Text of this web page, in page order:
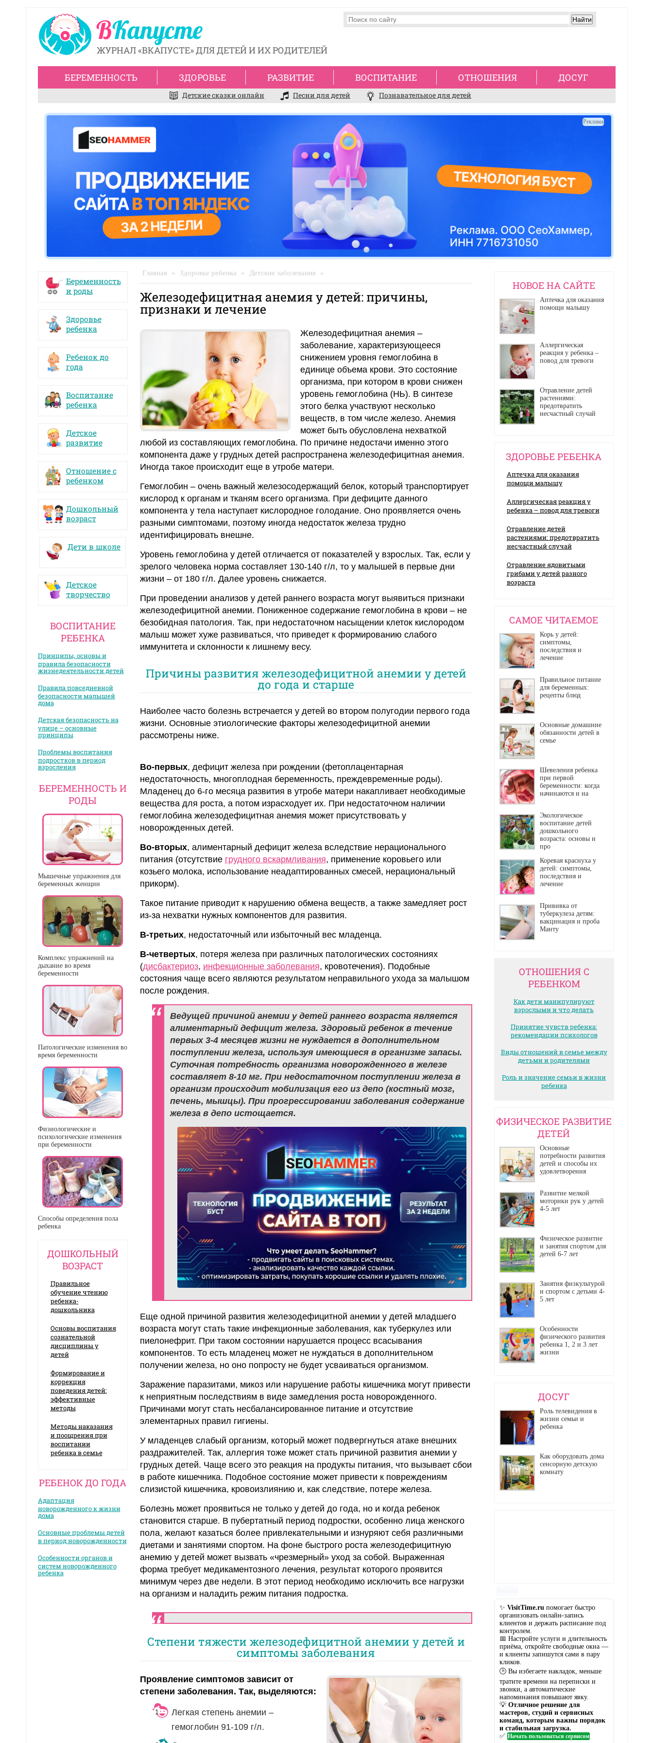
ЖУРНАЛ «ВКАПУСТЕ» ДЛЯ ДЕТЕЙ И ИХ РОДИТЕЛЕЙ
Реклама
Беременность
и роды
Здоровье
ребенка
Ребенок до
года
Воспитание
ребенка
Детское
развитие
Отношение с
ребенком
Дошкольный
возраст
Дети в школе
Детское
творчество
ВОСПИТАНИЕ
РЕБЕНКА
Принципы, основы и
правила безопасности
жизнедеятельности детей
Правила повседневной
безопасности малышей
дома
Детская безопасность на
улице – основные
принципы
Проблемы воспитания
подростков в период
взросления
БЕРЕМЕННОСТЬ И
РОДЫ
Мышечные упражнения для
беременных женщин
Комплекс упражнений на
дыхание во время
беременности
Патологические изменения во
время беременности
Физиологические и
психологические изменения
при беременности
Способы определения пола
ребенка
ДОШКОЛЬНЫЙ
ВОЗРАСТ
Правильное
обучение чтению
ребенка-
дошкольника
Основы воспитания
сознательной
дисциплины у
детей
Формирование и
коррекция
поведения детей:
эффективные
методы
Методы наказания
и поощрения при
воспитании
ребенка в семье
РЕБЕНОК ДО ГОДА
Адаптация
новорожденного к жизни
дома
Основные проблемы детей
в период новорожденности
Особенности органов и
систем новорожденного
ребенка
Главная » Здоровье ребенка » Детские заболевания »
Железодефицитная анемия у детей: причины,
признаки и лечение
Железодефицитная анемия –
заболевание, характеризующееся
снижением уровня гемоглобина в
единице объема крови. Это состояние
организма, при котором в крови снижен
уровень гемоглобина (НЬ). В синтезе
этого белка участвуют несколько
веществ, в том числе железо. Анемия
может быть обусловлена нехваткой
любой из составляющих гемоглобина. По причине недостачи именно этого
компонента даже у грудных детей распространена железодефицитная анемия.
Иногда такое происходит еще в утробе матери.
Гемоглобин – очень важный железосодержащий белок, который транспортирует
кислород к органам и тканям всего организма. При дефиците данного
компонента у тела наступает кислородное голодание. Оно проявляется очень
разными симптомами, поэтому иногда недостаток железа трудно
идентифицировать внешне.
Уровень гемоглобина у детей отличается от показателей у взрослых. Так, если у
зрелого человека норма составляет 130-140 г/л, то у малышей в первые дни
жизни – от 180 г/л. Далее уровень снижается.
При проведении анализов у детей раннего возраста могут выявиться признаки
железодефицитной анемии. Пониженное содержание гемоглобина в крови – не
безобидная патология. Так, при недостаточном насыщении клеток кислородом
малыш может хуже развиваться, что приведет к формированию слабого
иммунитета и склонности к лишнему весу.
Причины развития железодефицитной анемии у детей
до года и старше
Наиболее часто болезнь встречается у детей во втором полугодии первого года
жизни. Основные этиологические факторы железодефицитной анемии
рассмотрены ниже.
Во-первых, дефицит железа при рождении (фетоплацентарная
недостаточность, многоплодная беременность, преждевременные роды).
Младенец до 6-го месяца развития в утробе матери накапливает необходимые
вещества для роста, а потом израсходует их. При недостаточном наличии
гемоглобина железодефицитная анемия может присутствовать у
новорожденных детей.
Во-вторых, алиментарный дефицит железа вследствие нерационального
питания (отсутствие грудного вскармливания, применение коровьего или
козьего молока, использование неадаптированных смесей, нерациональный
прикорм).
Такое питание приводит к нарушению обмена веществ, а также замедляет рост
из-за нехватки нужных компонентов для развития.
В-третьих, недостаточный или избыточный вес младенца.
В-четвертых, потеря железа при различных патологических состояниях
(дисбактериоз, инфекционные заболевания, кровотечения). Подобные
состояния чаще всего являются результатом неправильного ухода за малышом
после рождения.
Ведущей причиной анемии у детей раннего возраста является
алиментарный дефицит железа. Здоровый ребенок в течение
первых 3-4 месяцев жизни не нуждается в дополнительном
поступлении железа, используя имеющиеся в организме запасы.
Суточная потребность организма новорожденного в железе
составляет 8-10 мг. При недостаточном поступлении железа в
организм происходит мобилизация его из депо (костный мозг,
печень, мышцы). При прогрессировании заболевания содержание
железа в депо истощается.
Реклама
Еще одной причиной развития железодефицитной анемии у детей младшего
возраста могут стать такие инфекционные заболевания, как туберкулез или
пиелонефрит. При таком состоянии нарушается процесс всасывания
компонентов. То есть младенец может не нуждаться в дополнительном
получении железа, но оно попросту не будет усваиваться организмом.
Заражение паразитами, микоз или нарушение работы кишечника могут привести
к неприятным последствиям в виде замедления роста новорожденного.
Причинами могут стать несбалансированное питание и отсутствие
элементарных правил гигиены.
У младенцев слабый организм, который может подвергнуться атаке внешних
раздражителей. Так, аллергия тоже может стать причиной развития анемии у
грудных детей. Чаще всего это реакция на продукты питания, что вызывает сбои
в работе кишечника. Подобное состояние может привести к повреждениям
слизистой кишечника, кровоизлиянию и, как следствие, потере железа.
Болезнь может проявиться не только у детей до года, но и когда ребенок
становится старше. В пубертатный период подростки, особенно лица женского
пола, желают казаться более привлекательными и изнуряют себя различными
диетами и занятиями спортом. На фоне быстрого роста железодефицитную
анемию у детей может вызвать «чрезмерный» уход за собой. Выраженная
форма требует медикаментозного лечения, результат которого проявится
минимум через две недели. В этот период необходимо исключить все нагрузки
на организм и наладить режим питания подростка.
Степени тяжести железодефицитной анемии у детей и
симптомы заболевания
Проявление симптомов зависит от
степени заболевания. Так, выделяются:
Легкая степень анемии –
гемоглобин 91-109 г/л.
НОВОЕ НА САЙТЕ
Аптечка для оказания
помощи малышу
Аллергическая
реакция у ребенка –
повод для тревоги
Отравление детей
растениями:
предотвратить
несчастный случай
ЗДОРОВЬЕ РЕБЕНКА
Аптечка для оказания
помощи малышу
Аллергическая реакция у
ребенка – повод для тревоги
Отравление детей
растениями: предотвратить
несчастный случай
Отравление ядовитыми
грибами у детей разного
возраста
CАМОЕ ЧИТАЕМОЕ
Корь у детей:
симптомы,
последствия и
лечение
Правильное питание
для беременных:
рецепты блюд
Основные домашние
обязанности детей в
семье
Шевеления ребенка
при первой
беременности: когда
начинаются и на
Экологическое
воспитание детей
дошкольного
возраста: основы и
про
Коревая краснуха у
детей: симптомы,
последствия и
лечение
Прививка от
туберкулеза детям:
вакцинация и проба
Манту
ОТНОШЕНИЯ С
РЕБЕНКОМ
Как дети манипулируют
взрослыми и что делать
Принятие чувств ребенка:
рекомендации психологов
Виды отношений в семье между
детьми и родителями
Роль и значение семьи в жизни
ребенка
ФИЗИЧЕСКОЕ РАЗВИТИЕ
ДЕТЕЙ
Основные
потребности развития
детей и способы их
удовлетворения
Развитие мелкой
моторики рук у детей
4-5 лет
Физическое развитие
и занятия спортом для
детей 6-7 лет
Занятия физкультурой
и спортом с детьми 4-
5 лет
Особенности
физического развития
ребенка 1, 2 и 3 лет
жизни
ДОСУГ
Роль телевидения в
жизни семьи и
ребенка
Как оборудовать дома
сенсорную детскую
комнату
✨ VisitTime.ru помогает быстро
организовать онлайн-запись
клиентов и держать расписание под
контролем.
📅 Настройте услуги и длительность
приёма, откройте свободные окна —
и клиенты запишутся сами в пару
кликов.
🕒 Вы избегаете накладок, меньше
тратите времени на переписки и
звонки, а автоматические
напоминания повышают явку.
💡 Отличное решение для
мастеров, студий и сервисных
команд, которым важны порядок
и стабильная загрузка.
✅ Начать пользоваться сервисом
БЕРЕМЕННОСТЬ ЗДОРОВЬЕ РАЗВИТИЕ ВОСПИТАНИЕ ОТНОШЕНИЯ ДОСУГ
Детские сказки онлайн Песни для детей Познавательное для детей